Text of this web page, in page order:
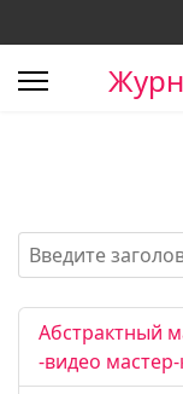
Введите
Абстрактный
-видео мастер-